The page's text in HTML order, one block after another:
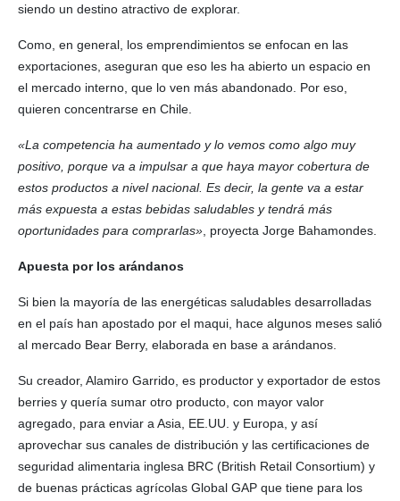
siendo un destino atractivo de explorar.
Como, en general, los emprendimientos se enfocan en las
exportaciones, aseguran que eso les ha abierto un espacio en
el mercado interno, que lo ven más abandonado. Por eso,
quieren concentrarse en Chile.
«La competencia ha aumentado y lo vemos como algo muy
positivo, porque va a impulsar a que haya mayor cobertura de
estos productos a nivel nacional. Es decir, la gente va a estar
más expuesta a estas bebidas saludables y tendrá más
oportunidades para comprarlas» , proyecta Jorge Bahamondes.
Apuesta por los arándanos
Si bien la mayoría de las energéticas saludables desarrolladas
en el país han apostado por el maqui, hace algunos meses salió
al mercado Bear Berry, elaborada en base a arándanos.
Su creador, Alamiro Garrido, es productor y exportador de estos
berries y quería sumar otro producto, con mayor valor
agregado, para enviar a Asia, EE.UU. y Europa, y así
aprovechar sus canales de distribución y las certificaciones de
seguridad alimentaria inglesa BRC (British Retail Consortium) y
de buenas prácticas agrícolas Global GAP que tiene para los